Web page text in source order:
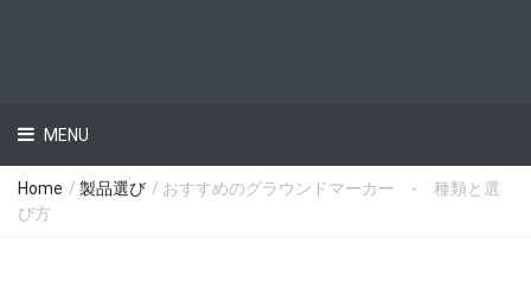
MENU
Home / 製品選び / おすすめのグラウンドマーカー - 種類と選
び方